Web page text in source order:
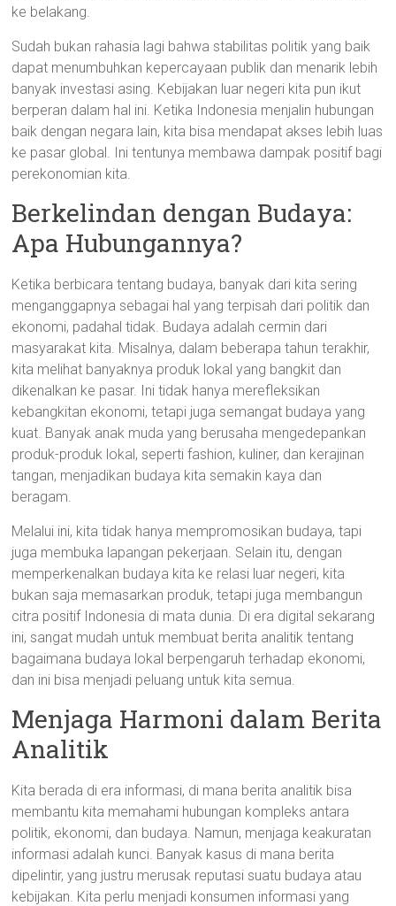
ke belakang.
Sudah bukan rahasia lagi bahwa stabilitas politik yang baik
dapat menumbuhkan kepercayaan publik dan menarik lebih
banyak investasi asing. Kebijakan luar negeri kita pun ikut
berperan dalam hal ini. Ketika Indonesia menjalin hubungan
baik dengan negara lain, kita bisa mendapat akses lebih luas
ke pasar global. Ini tentunya membawa dampak positif bagi
perekonomian kita.
Berkelindan dengan Budaya:
Apa Hubungannya?
Ketika berbicara tentang budaya, banyak dari kita sering
menganggapnya sebagai hal yang terpisah dari politik dan
ekonomi, padahal tidak. Budaya adalah cermin dari
masyarakat kita. Misalnya, dalam beberapa tahun terakhir,
kita melihat banyaknya produk lokal yang bangkit dan
dikenalkan ke pasar. Ini tidak hanya merefleksikan
kebangkitan ekonomi, tetapi juga semangat budaya yang
kuat. Banyak anak muda yang berusaha mengedepankan
produk-produk lokal, seperti fashion, kuliner, dan kerajinan
tangan, menjadikan budaya kita semakin kaya dan
beragam.
Melalui ini, kita tidak hanya mempromosikan budaya, tapi
juga membuka lapangan pekerjaan. Selain itu, dengan
memperkenalkan budaya kita ke relasi luar negeri, kita
bukan saja memasarkan produk, tetapi juga membangun
citra positif Indonesia di mata dunia. Di era digital sekarang
ini, sangat mudah untuk membuat berita analitik tentang
bagaimana budaya lokal berpengaruh terhadap ekonomi,
dan ini bisa menjadi peluang untuk kita semua.
Menjaga Harmoni dalam Berita
Analitik
Kita berada di era informasi, di mana berita analitik bisa
membantu kita memahami hubungan kompleks antara
politik, ekonomi, dan budaya. Namun, menjaga keakuratan
informasi adalah kunci. Banyak kasus di mana berita
dipelintir, yang justru merusak reputasi suatu budaya atau
kebijakan. Kita perlu menjadi konsumen informasi yang